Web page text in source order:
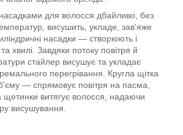
для волосся дбайливо, без
висушить, укладе, зав'яже
насадки — створюють і
хвилі. Завдяки потоку повітря й
стайлер висушує та укладає
перегрівання. Кругла щітка
— спрямовує повітря на пасма,
витягує волосся, надаючи
висушування.